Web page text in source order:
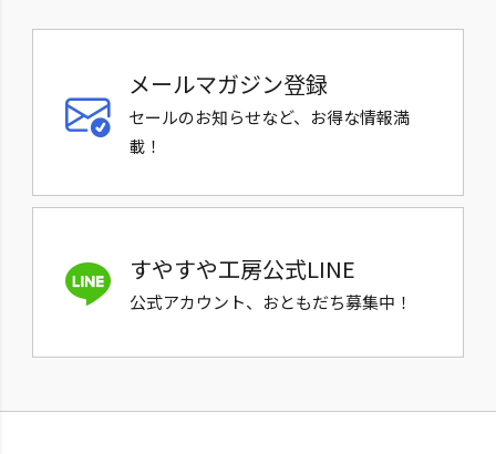
メールマガジン登録
セールのお知らせなど、お得な情報満
載！
すやすや工房公式LINE
公式アカウント、おともだち募集中！